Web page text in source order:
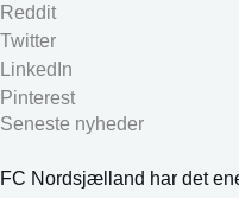
Reddit
Twitter
LinkedIn
Pinterest
Seneste nyheder
FC Nordsjælland har det